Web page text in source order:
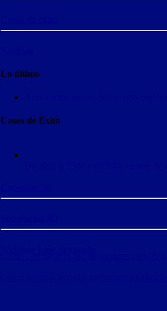
Lo último
Casos de Éxito
De 300€ a 150€ y un 94% menos